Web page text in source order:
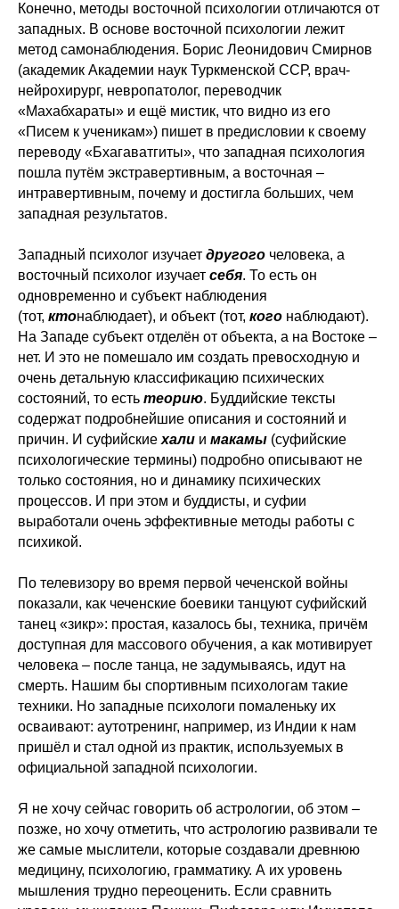
Конечно, методы восточной психологии отличаются от
западных. В основе восточной психологии лежит
метод самонаблюдения. Борис Леонидович Смирнов
(академик Академии наук Туркменской ССР, врач-
нейрохирург, невропатолог, переводчик
«Махабхараты» и ещё мистик, что видно из его
«Писем к ученикам») пишет в предисловии к своему
переводу «Бхагаватгиты», что западная психология
пошла путём экстравертивным, а восточная –
интравертивным, почему и достигла больших, чем
западная результатов.
Западный психолог изучает другого человека, а
восточный психолог изучает себя. То есть он
одновременно и субъект наблюдения
(тот, ктонаблюдает), и объект (тот, кого наблюдают).
На Западе субъект отделён от объекта, а на Востоке –
нет. И это не помешало им создать превосходную и
очень детальную классификацию психических
состояний, то есть теорию. Буддийские тексты
содержат подробнейшие описания и состояний и
причин. И суфийские хали и макамы (суфийские
психологические термины) подробно описывают не
только состояния, но и динамику психических
процессов. И при этом и буддисты, и суфии
выработали очень эффективные методы работы с
психикой.
По телевизору во время первой чеченской войны
показали, как чеченские боевики танцуют суфийский
танец «зикр»: простая, казалось бы, техника, причём
доступная для массового обучения, а как мотивирует
человека – после танца, не задумываясь, идут на
смерть. Нашим бы спортивным психологам такие
техники. Но западные психологи помаленьку их
осваивают: аутотренинг, например, из Индии к нам
пришёл и стал одной из практик, используемых в
официальной западной психологии.
Я не хочу сейчас говорить об астрологии, об этом –
позже, но хочу отметить, что астрологию развивали те
же самые мыслители, которые создавали древнюю
медицину, психологию, грамматику. А их уровень
мышления трудно переоценить. Если сравнить